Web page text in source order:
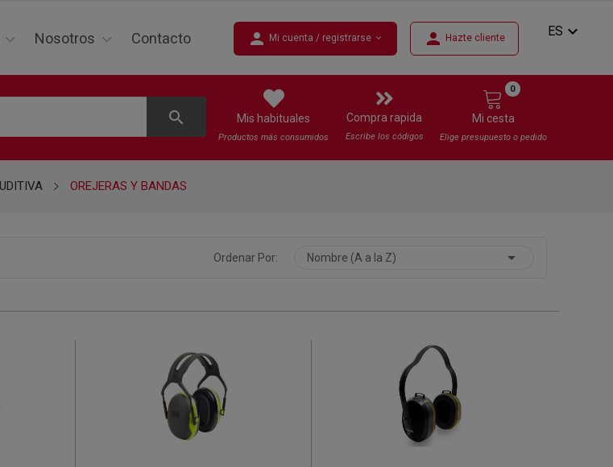
Nosotros Contacto person Mi cuenta / registrarse expand_more person Hazte cliente ES expand_more
search Mis habituales
Productos más consumidos
Compra rapida
Escribe los códigos
Mi cesta
0
Elige presupuesto o pedido
OREJERAS Y BANDAS
Ordenar Por: Nombre (A a la Z) 